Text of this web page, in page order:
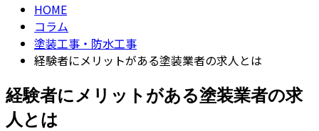
HOME
コラム
塗装工事・防水工事
経験者にメリットがある塗装業者の求人とは
経験者にメリットがある塗装業者の求
人とは